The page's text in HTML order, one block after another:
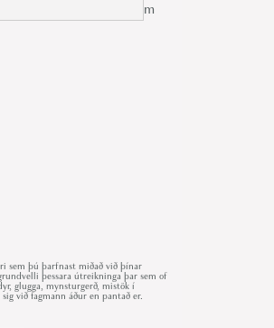
m
sem þú þarfnast miðað við þínar
þessara útreikninga þar sem of
glugga, mynsturgerð, mistök í
við fagmann áður en pantað er.